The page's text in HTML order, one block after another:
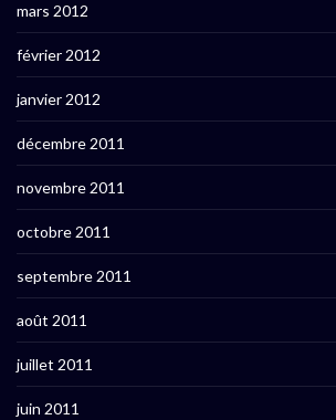
mars 2012
février 2012
janvier 2012
décembre 2011
novembre 2011
octobre 2011
septembre 2011
août 2011
juillet 2011
juin 2011